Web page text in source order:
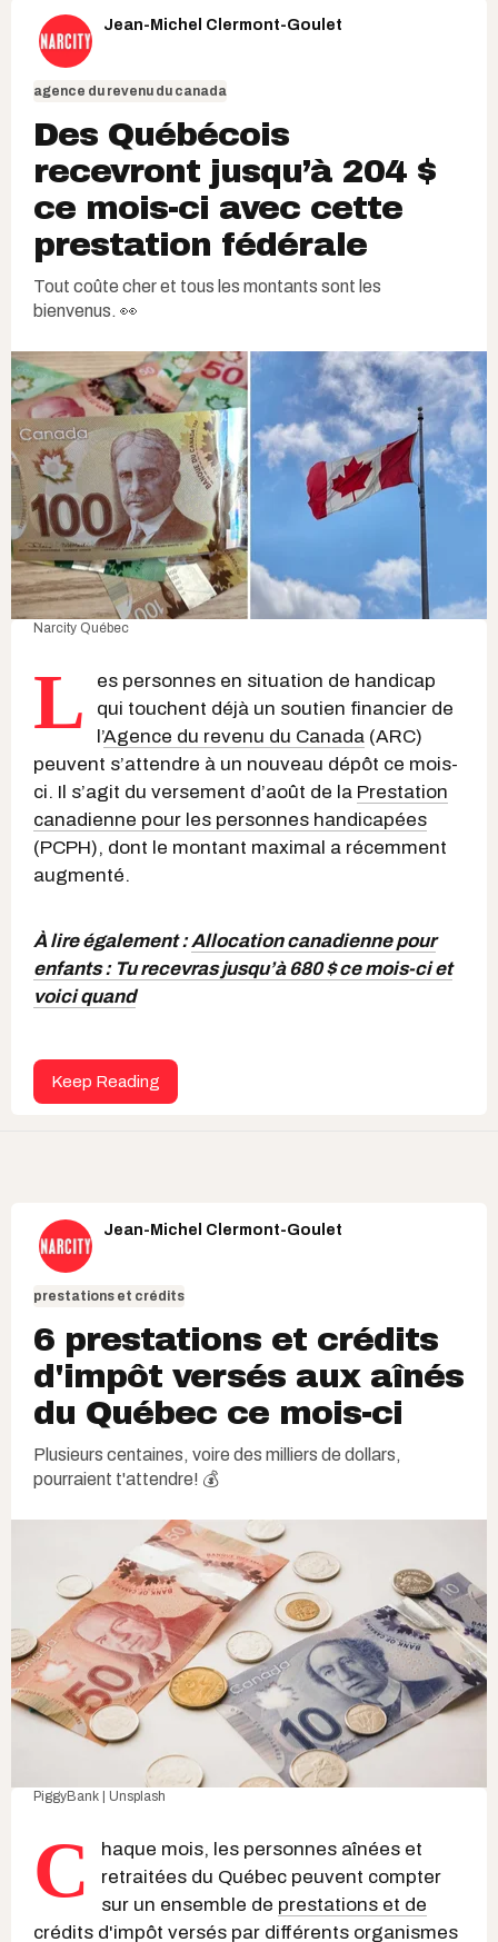
Jean-Michel Clermont-Goulet
agence du revenu du canada
Des Québécois
recevront jusqu’à 204 $
ce mois-ci avec cette
prestation fédérale
Tout coûte cher et tous les montants sont les
bienvenus. 👀
Narcity Québec
L
es personnes en situation de handicap
qui touchent déjà un soutien financier de
l’Agence du revenu du Canada (ARC)
peuvent s’attendre à un nouveau dépôt ce mois-
ci. Il s’agit du versement d’août de la Prestation
canadienne pour les personnes handicapées
(PCPH), dont le montant maximal a récemment
augmenté.
À lire également :Allocation canadienne pour
enfants : Tu recevras jusqu’à 680 $ ce mois-ci et
voici quand
Keep Reading
Jean-Michel Clermont-Goulet
prestations et crédits
6 prestations et crédits
d'impôt versés aux aînés
du Québec ce mois-ci
Plusieurs centaines, voire des milliers de dollars,
pourraient t'attendre! 💰
PiggyBank | Unsplash
C
haque mois, les personnes aînées et
retraitées du Québec peuvent compter
sur un ensemble de prestations et de
crédits d'impôt versés par différents organismes